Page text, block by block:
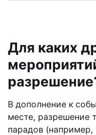
Для каких
В дополнение к
месте, разрешение
парадов